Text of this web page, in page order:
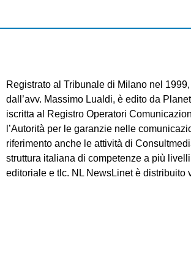
Registrato al Tribunale di Milano nel
dall’avv. Massimo Lualdi, è edito da
iscritta al Registro Operatori
l’Autorità per le garanzie nelle
riferimento anche le attività di
struttura italiana di competenze a più
editoriale e tlc. NL NewsLinet è distribuito